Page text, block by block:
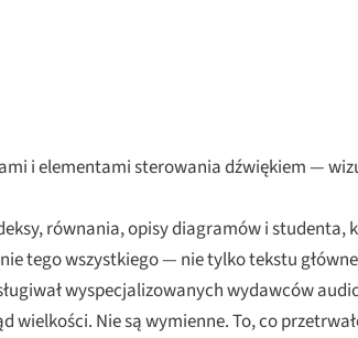
i elementami sterowania dźwiękiem —
równania, opisy diagramów i studenta,
tego wszystkiego — nie tylko tekstu
wyspecjalizowanych wydawców
Nie są wymienne. To, co